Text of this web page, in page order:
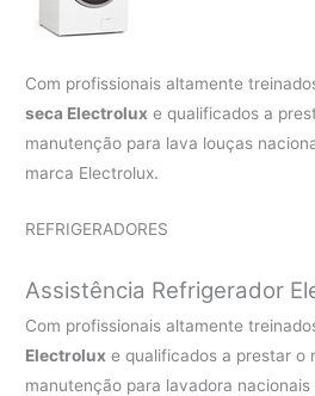
Com profissionais altamente
seca Electrolux e qualificados a
manutenção para lava louças
marca Electrolux.
REFRIGERADORES
Assistência Refrigerador
Com profissionais altamente
Electrolux e qualificados a prestar o
manutenção para lavadora